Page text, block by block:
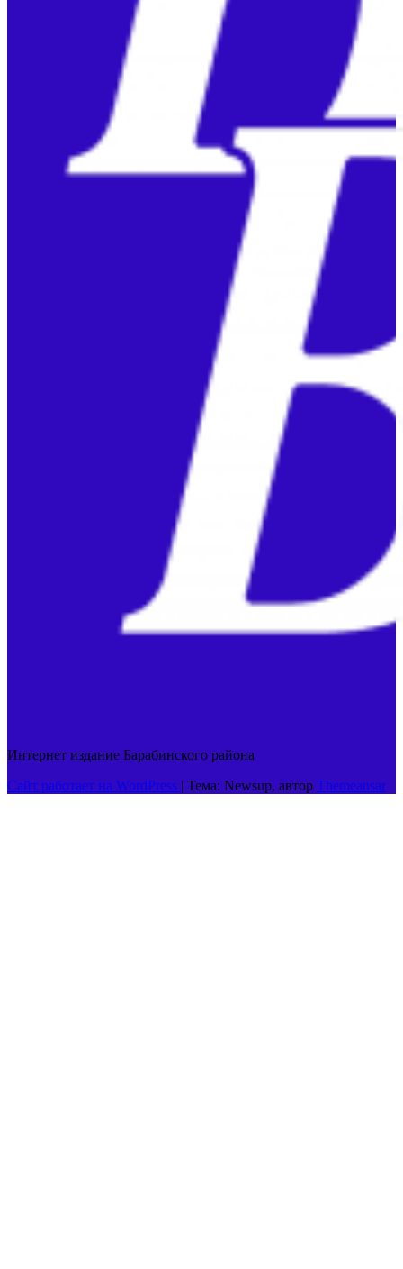
Интернет издание Барабинского района
Сайт работает на WordPress | Тема: Newsup, автор Themeansar